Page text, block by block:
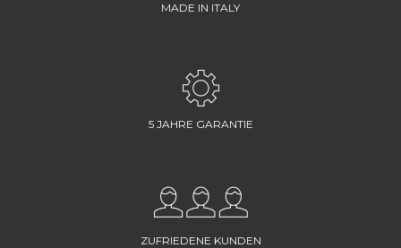
MADE IN ITALY
5 JAHRE GARANTIE
ZUFRIEDENE KUNDEN